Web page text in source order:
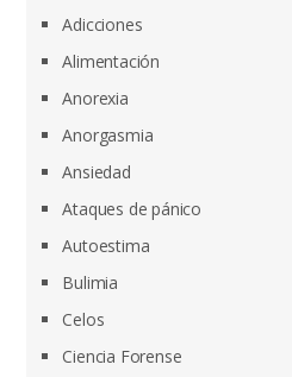
Adicciones
Alimentación
Anorexia
Anorgasmia
Ansiedad
Ataques de pánico
Autoestima
Bulimia
Celos
Ciencia Forense